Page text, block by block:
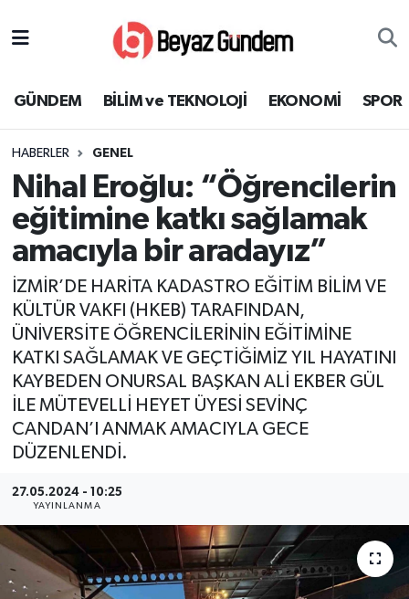
GÜNDEM BİLİM ve TEKNOLOJİ EKONOMİ SPOR
HABERLER GENEL
Nihal Eroğlu: “Öğrencilerin
eğitimine katkı sağlamak
amacıyla bir aradayız”
İZMİR’DE HARİTA KADASTRO EĞİTİM BİLİM VE
KÜLTÜR VAKFI (HKEB) TARAFINDAN,
ÜNİVERSİTE ÖĞRENCİLERİNİN EĞİTİMİNE
KATKI SAĞLAMAK VE GEÇTİĞİMİZ YIL HAYATINI
KAYBEDEN ONURSAL BAŞKAN ALİ EKBER GÜL
İLE MÜTEVELLİ HEYET ÜYESİ SEVİNÇ
CANDAN’I ANMAK AMACIYLA GECE
DÜZENLENDİ.
27.05.2024 - 10:25
YAYINLANMA
EKONOMİ
SPOR
SAĞLIK
EĞİTİM
KÜLTÜR SANAT
MAGAZİN
Süper Lig Puan Durumu ve Fikstür
Tüm Manşetler
Son Dakika Haberleri
Haber Arşivi